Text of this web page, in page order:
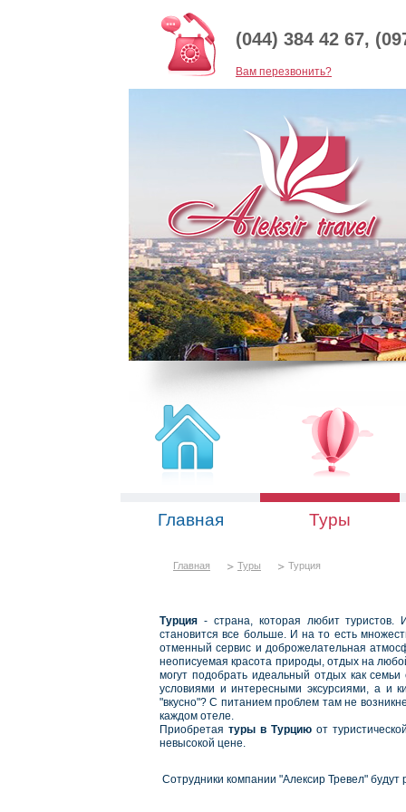
(044) 384 42 67,
Baм перезвонить?
Приглашаем всех на
Главная Туры
Главная Туры Турция
Турция - страна, которая любит туристов.
становится все больше. И на то есть
отменный сервис и доброжелательная
неописуемая красота природы, отдых на
могут подобрать идеальный отдых как
условиями и интересными эксурсиями, а и
"вкусно"? С питанием проблем там не
каждом отеле.
Приобретаятуры в Турцию от
невысокой цене.
Сотрудники компании "Алексир Тревел"